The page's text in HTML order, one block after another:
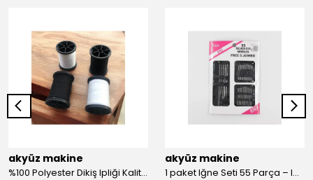
akyüz makine
%100 Polyester Dikiş Ipliği Kaliteli 2 Adet Farklı Makara Ip Dikiş İpi Siyah&Beyaz 2'Li Set
akyüz makine
1 paket Iğne Seti 55 Parça – Iğne